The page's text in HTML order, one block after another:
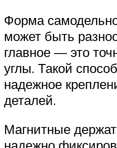
Форма
может быть
главное — это
углы. Такой
надежное
деталей.
Магнитные
надежно